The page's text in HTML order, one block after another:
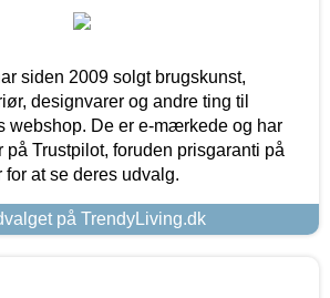
siden 2009 solgt brugskunst,
designvarer og andre ting til
webshop. De er e-mærkede og har
Trustpilot, foruden prisgaranti på
at se deres udvalg.
på TrendyLiving.dk